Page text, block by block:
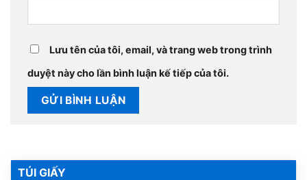
TÚI GIẤY
Lưu tên của tôi, email, và trang web trong trình
duyệt này cho lần bình luận kế tiếp của tôi.